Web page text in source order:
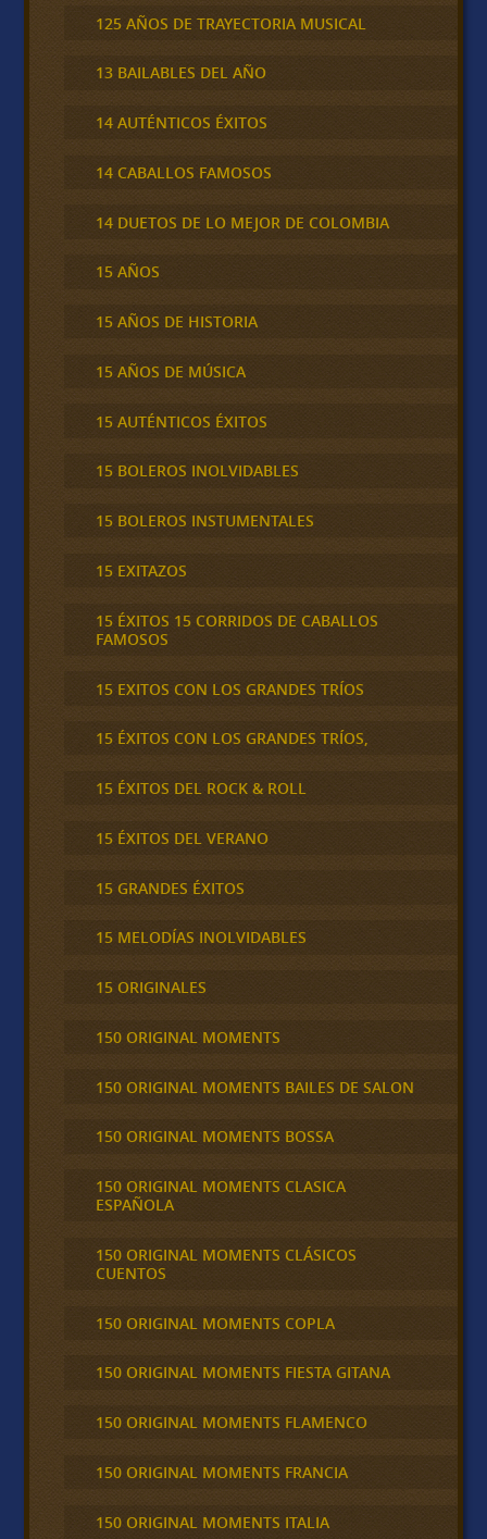
125 AÑOS DE TRAYECTORIA MUSICAL
13 BAILABLES DEL AÑO
14 AUTÉNTICOS ÉXITOS
14 CABALLOS FAMOSOS
14 DUETOS DE LO MEJOR DE COLOMBIA
15 AÑOS
15 AÑOS DE HISTORIA
15 AÑOS DE MÚSICA
15 AUTÉNTICOS ÉXITOS
15 BOLEROS INOLVIDABLES
15 BOLEROS INSTUMENTALES
15 EXITAZOS
15 ÉXITOS 15 CORRIDOS DE CABALLOS
FAMOSOS
15 EXITOS CON LOS GRANDES TRÍOS
15 ÉXITOS CON LOS GRANDES TRÍOS,
15 ÉXITOS DEL ROCK & ROLL
15 ÉXITOS DEL VERANO
15 GRANDES ÉXITOS
15 MELODÍAS INOLVIDABLES
15 ORIGINALES
150 ORIGINAL MOMENTS
150 ORIGINAL MOMENTS BAILES DE SALON
150 ORIGINAL MOMENTS BOSSA
150 ORIGINAL MOMENTS CLASICA
ESPAÑOLA
150 ORIGINAL MOMENTS CLÁSICOS
CUENTOS
150 ORIGINAL MOMENTS COPLA
150 ORIGINAL MOMENTS FIESTA GITANA
150 ORIGINAL MOMENTS FLAMENCO
150 ORIGINAL MOMENTS FRANCIA
150 ORIGINAL MOMENTS ITALIA